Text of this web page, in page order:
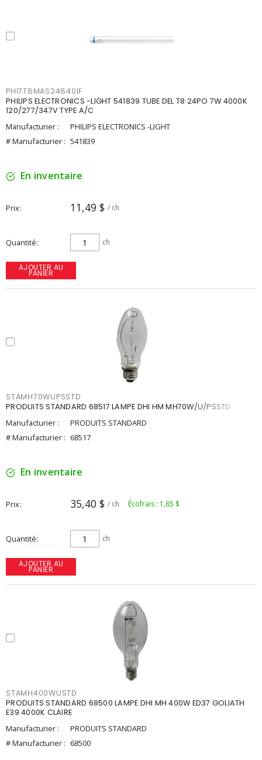
PHI7T8MAS24840IF
PHILIPS ELECTRONICS -LIGHT 541839 TUBE DEL T8 24PO 7W 4000K
120/277/347V TYPE A/C
Manufacturier :
PHILIPS ELECTRONICS -LIGHT
# Manufacturier : 541839
En inventaire
Prix 11,49 $ / ch
Quantité ch
AJOUTER AU
PANIER
STAMH70WUPSSTD
PRODUITS STANDARD 68517 LAMPE DHI HM MH70W/U/PSSTD
Manufacturier :
PRODUITS STANDARD
# Manufacturier : 68517
En inventaire
Prix 35,40 $ / ch Écofrais : 1,85 $
Quantité ch
AJOUTER AU
PANIER
STAMH400WUSTD
PRODUITS STANDARD 68500 LAMPE DHI MH 400W ED37 GOLIATH
E39 4000K CLAIRE
Manufacturier :
PRODUITS STANDARD
# Manufacturier : 68500